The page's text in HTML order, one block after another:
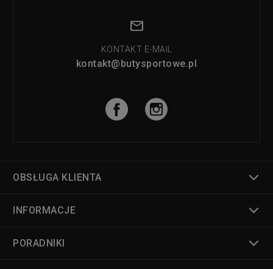
KONTAKT E-MAIL
kontakt@butysportowe.pl
OBSŁUGA KLIENTA
INFORMACJE
PORADNIKI